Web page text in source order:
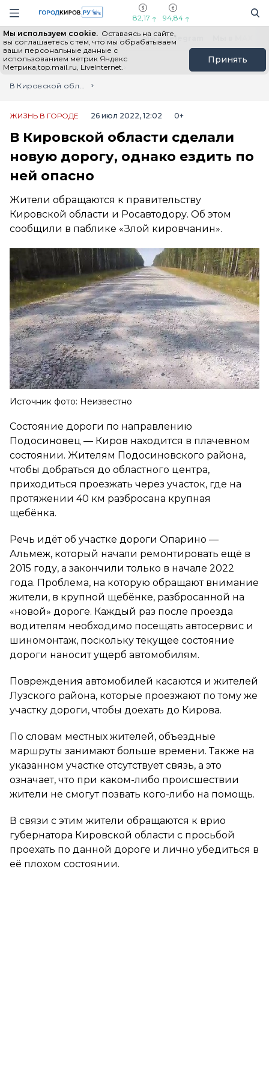
Навигация сайта
82,17 94,84
Мы используем cookie. Оставаясь на сайте,
вы соглашаетесь с тем, что мы обрабатываем
ваши персональные данные с
использованием метрик Яндекс
Метрика,top.mail.ru, LiveInternet.
Принять
Выборы - 2026 Все новости Мы в Telegram
Главная
Лента новостей
В Кировской области сделали новую дорогу, однако ездить по ней опасно
ЖИЗНЬ В ГОРОДЕ 26 июл 2022, 12:02 0+
В Кировской области сделали
новую дорогу, однако ездить по
ней опасно
Жители обращаются к правительству
Кировской области и Росавтодору. Об этом
сообщили в паблике «Злой кировчанин».
Источник фото: Неизвестно
Состояние дороги по направлению
Подосиновец — Киров находится в плачевном
состоянии. Жителям Подосиновского района,
чтобы добраться до областного центра,
приходиться проезжать через участок, где на
протяжении 40 км разбросана крупная
щебёнка.
Речь идёт об участке дороги Опарино —
Альмеж, который начали ремонтировать ещё в
2015 году, а закончили только в начале 2022
года. Проблема, на которую обращают внимание
жители, в крупной щебёнке, разбросанной на
«новой» дороге. Каждый раз после проезда
водителям необходимо посещать автосервис и
шиномонтаж, поскольку текущее состояние
дороги наносит ущерб автомобилям.
Повреждения автомобилей касаются и жителей
Лузского района, которые проезжают по тому же
участку дороги, чтобы доехать до Кирова.
По словам местных жителей, объездные
маршруты занимают больше времени. Также на
указанном участке отсутствует связь, а это
означает, что при каком-либо происшествии
жители не смогут позвать кого-либо на помощь.
В связи с этим жители обращаются к врио
губернатора Кировской области с просьбой
проехать по данной дороге и лично убедиться в
её плохом состоянии.